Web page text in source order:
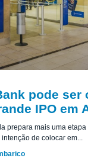
pode ser
IPO em
prepara mais uma
de colocar em...